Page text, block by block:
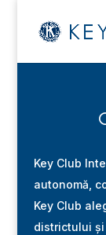
Key Club
autonomă,
Key Club
districtului